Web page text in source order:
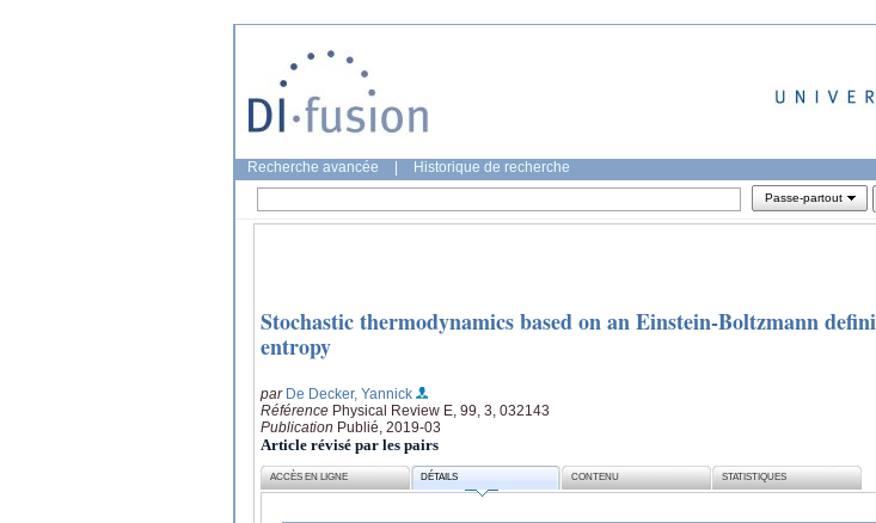
Recherche avancée Historique de recherche
Passe-partout
Stochastic thermodynamics based on an Einstein-Boltzmann
entropy
par De Decker, Yannick
Référence Physical Review E, 99, 3, 032143
Publication Publié, 2019-03
Article révisé par les pairs
ACCÈS EN LIGNE DÉTAILS CONTENU STATISTIQUES